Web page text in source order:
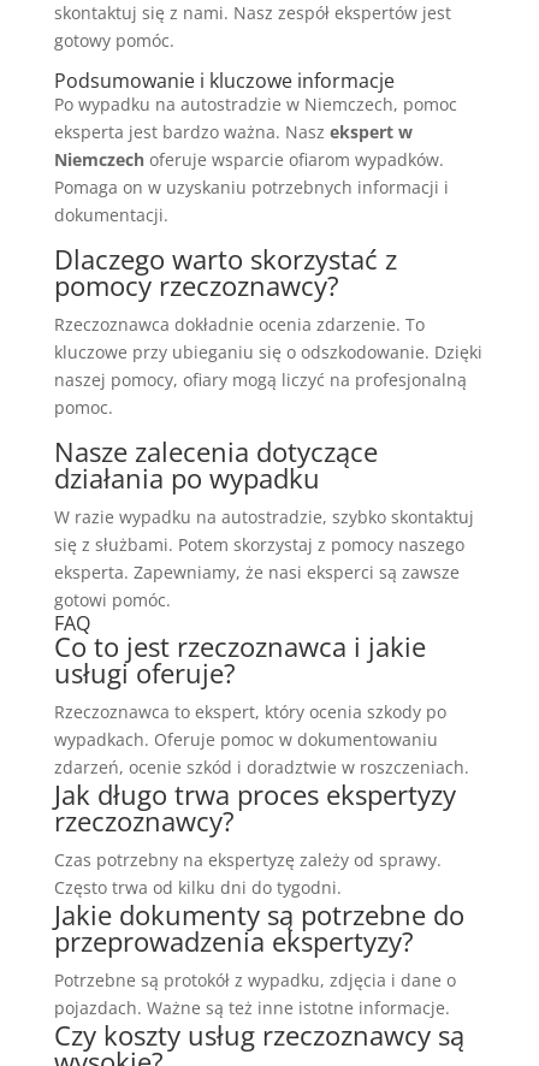
skontaktuj się z nami. Nasz zespół ekspertów jest
gotowy pomóc.
Podsumowanie i kluczowe informacje
Po wypadku na autostradzie w Niemczech, pomoc
eksperta jest bardzo ważna. Nasz ekspert w
Niemczechoferuje wsparcie ofiarom wypadków.
Pomaga on w uzyskaniu potrzebnych informacji i
dokumentacji.
Dlaczego warto skorzystać z
pomocy rzeczoznawcy?
Rzeczoznawca dokładnie ocenia zdarzenie. To
kluczowe przy ubieganiu się o odszkodowanie. Dzięki
naszej pomocy, ofiary mogą liczyć na profesjonalną
pomoc.
Nasze zalecenia dotyczące
działania po wypadku
W razie wypadku na autostradzie, szybko skontaktuj
się z służbami. Potem skorzystaj z pomocy naszego
eksperta. Zapewniamy, że nasi eksperci są zawsze
gotowi pomóc.
FAQ
Co to jest rzeczoznawca i jakie
usługi oferuje?
Rzeczoznawca to ekspert, który ocenia szkody po
wypadkach. Oferuje pomoc w dokumentowaniu
zdarzeń, ocenie szkód i doradztwie w roszczeniach.
Jak długo trwa proces ekspertyzy
rzeczoznawcy?
Czas potrzebny na ekspertyzę zależy od sprawy.
Często trwa od kilku dni do tygodni.
Jakie dokumenty są potrzebne do
przeprowadzenia ekspertyzy?
Potrzebne są protokół z wypadku, zdjęcia i dane o
pojazdach. Ważne są też inne istotne informacje.
Czy koszty usług rzeczoznawcy są